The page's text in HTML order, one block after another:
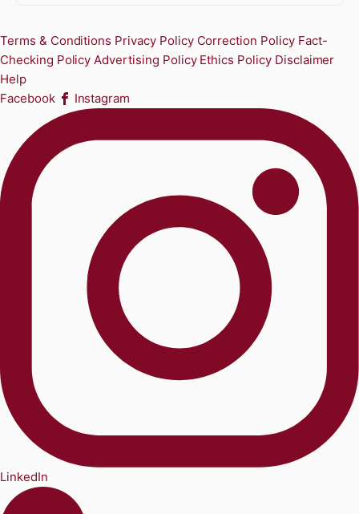
Terms & Conditions Privacy Policy Correction Policy Fact-
Checking Policy Advertising Policy Ethics Policy Disclaimer
Help
Facebook
Instagram
LinkedIn